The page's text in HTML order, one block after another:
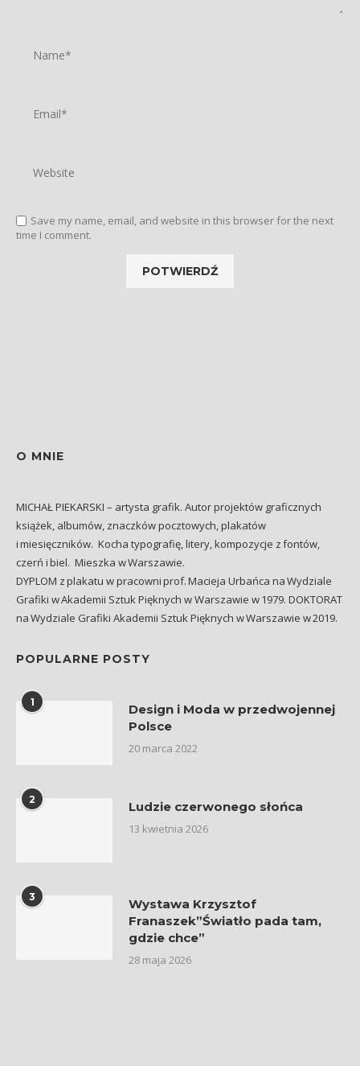
Save my name, email, and website in this browser for the next
time I comment.
O MNIE
MICHAŁ PIEKARSKI – artysta grafik. Autor projektów graficznych
książek, albumów, znaczków pocztowych, plakatów
i miesięczników. Kocha typografię, litery, kompozycje z fontów,
czerń i biel. Mieszka w Warszawie.
DYPLOM z plakatu w pracowni prof. Macieja Urbańca na Wydziale
Grafiki w Akademii Sztuk Pięknych w Warszawie w 1979. DOKTORAT
na Wydziale Grafiki Akademii Sztuk Pięknych w Warszawie w 2019.
POPULARNE POSTY
1
Design i Moda w przedwojennej
Polsce
20 marca 2022
2 Ludzie czerwonego słońca
13 kwietnia 2026
3
Wystawa Krzysztof
Franaszek”Światło pada tam,
gdzie chce”
28 maja 2026